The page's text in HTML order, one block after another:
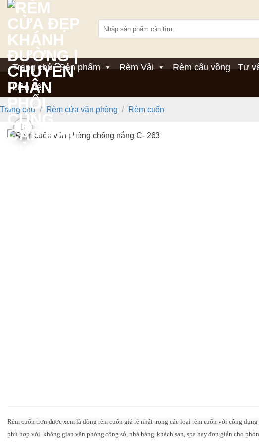
Bỏ
qua
nội
dung
kiếm:
Trang chủ Sản phẩm Rèm Vải Rèm cầu vồng Tư
Liên hệ
Trang chủ / Rèm cửa văn phòng / Rèm cuốn
Rèm cuốn trơn được xem là dòng rèm cuốn giá rẻ nhất trong các loại rèm cuốn với công
phù hợp với không gian văn phòng công sở, nhà hàng, khách sạn, spa hay đơn giản cho